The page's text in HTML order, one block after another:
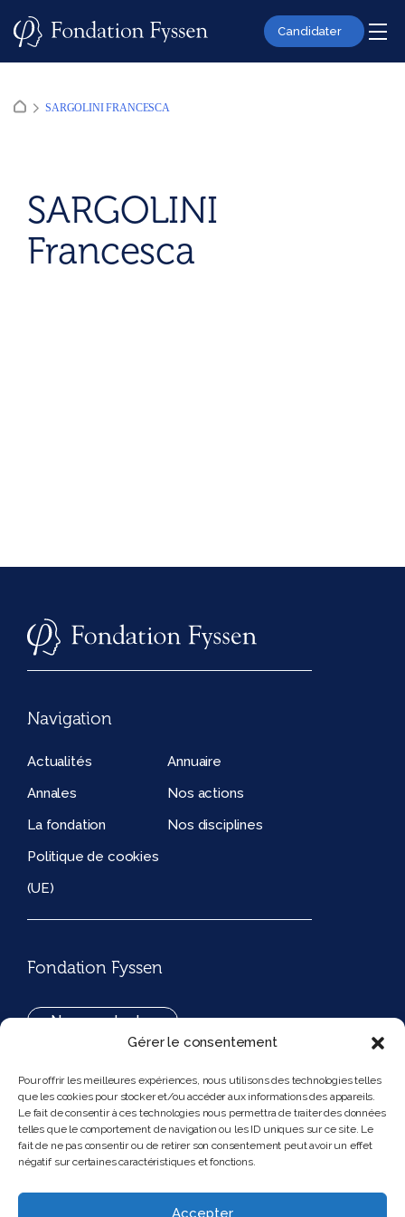
Gérer le consentement
Pour offrir les meilleures expériences, nous utilisons des technologies telles
que les cookies pour stocker et/ou accéder aux informations des appareils.
Le fait de consentir à ces technologies nous permettra de traiter des données
telles que le comportement de navigation ou les ID uniques sur ce site. Le
fait de ne pas consentir ou de retirer son consentement peut avoir un effet
négatif sur certaines caractéristiques et fonctions.
Accepter
Candidater
SARGOLINI FRANCESCA
SARGOLINI
Francesca
Navigation
Actualités
Annuaire
Annales
Nos actions
La fondation
Nos disciplines
Politique de cookies
(UE)
Fondation Fyssen
Nous contacter
194, rue de Rivoli 75001 Paris France
Nous suivre